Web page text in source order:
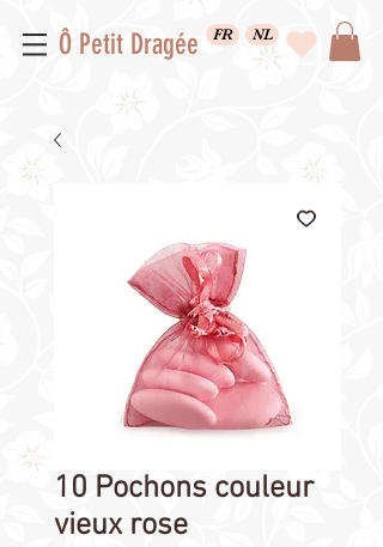
Ô Petit Dragée FR NL
10 Pochons couleur
vieux rose